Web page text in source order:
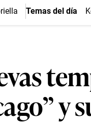
Temas del día